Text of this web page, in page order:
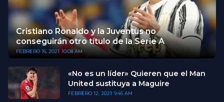
Cristiano Ronaldo y la Juventus no
conseguirán otro título de la Serie A
FEBRERO 16, 2021 10:08 AM
«No es un líder» Quieren que el Man
United sustituya a Maguire
FEBRERO 12, 2021 9:46 AM